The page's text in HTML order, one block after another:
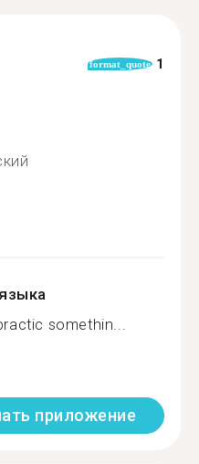
format_quote 1
somethin...
приложение